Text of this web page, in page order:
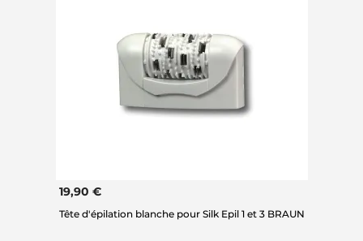
19,90 €
Tête d'épilation blanche pour Silk Epil 1 et 3 BRAUN